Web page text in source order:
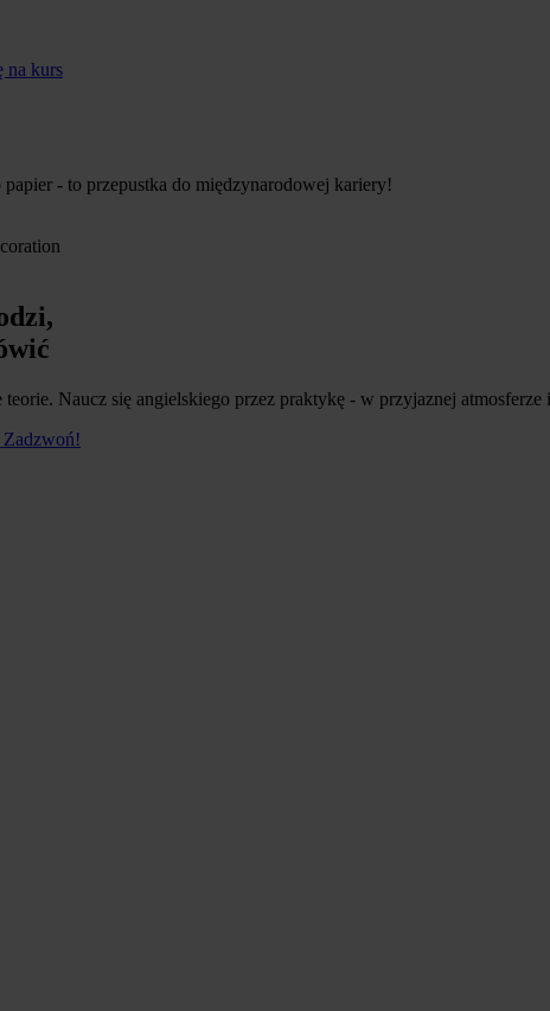
na kurs
- to przepustka do międzynarodowej kariery!
Naucz się angielskiego przez praktykę - w przyjaznej atmosferze
Zadzwoń!